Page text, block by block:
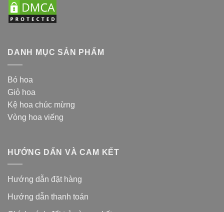
DANH MỤC SẢN PHẨM
Bó hoa
Giỏ hoa
Kệ hoa chúc mừng
Vòng hoa viếng
HƯỚNG DẨN VÀ CAM KẾT
Hướng dẫn đặt hàng
Hướng dẫn thanh toán